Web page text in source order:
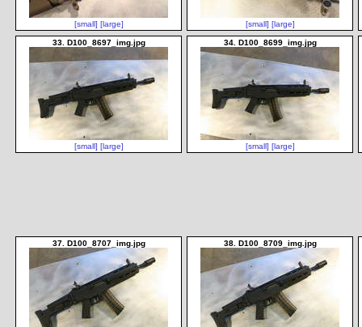
[small] [large] [small] [large]
33. D100_8697_img.jpg
[small] [large]
34. D100_8699_img.jpg
[small] [large]
37. D100_8707_img.jpg 38. D100_8709_img.jpg